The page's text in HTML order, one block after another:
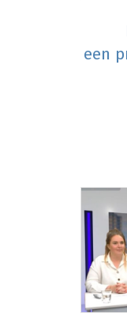
een